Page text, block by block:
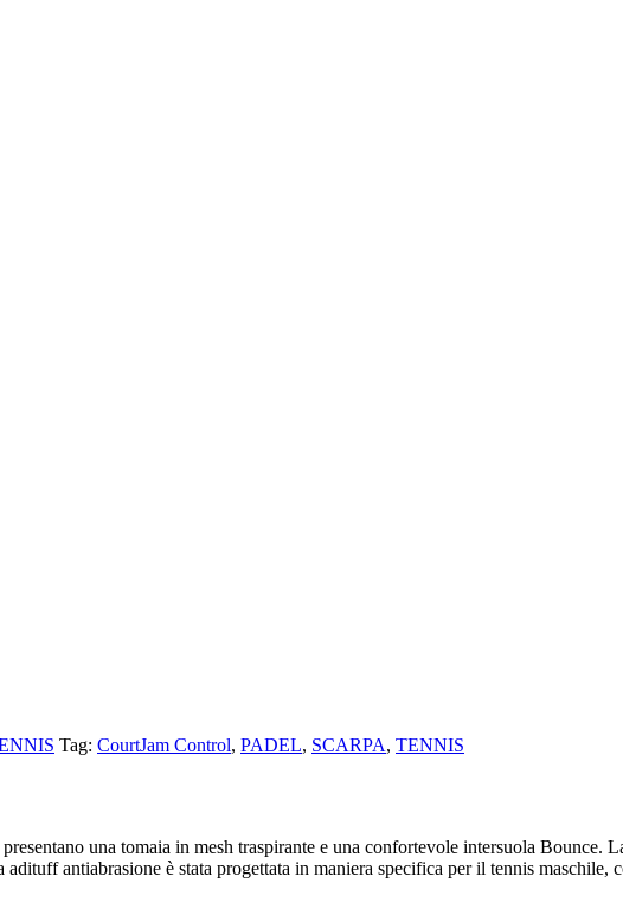
Tag: CourtJam Control, PADEL, SCARPA, TENNIS
una tomaia in mesh traspirante e una confortevole intersuola Bounce.
antiabrasione è stata progettata in maniera specifica per il tennis maschile,